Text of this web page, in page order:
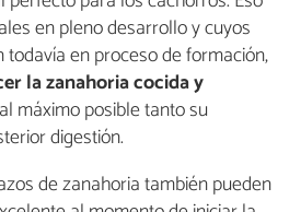
en pleno desarrollo y cuyos
en proceso de formación,
la zanahoria cocida y
máximo posible tanto su
digestión.
de zanahoria también pueden